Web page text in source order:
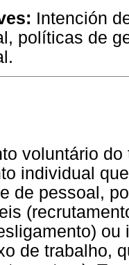
Intención
políticas de
voluntário
individual
de pessoal,
de trabalho,